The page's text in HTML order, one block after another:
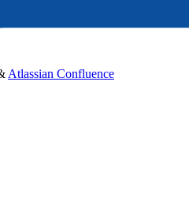
Atlassian Confluence